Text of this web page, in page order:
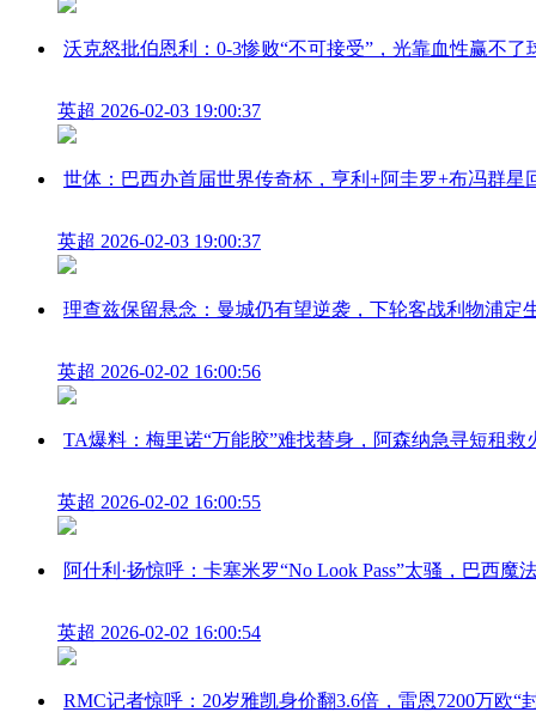
沃克怒批伯恩利：0-3惨败“不可接受”，光靠血性赢不了
英超 2026-02-03 19:00:37
世体：巴西办首届世界传奇杯，亨利+阿圭罗+布冯群星
英超 2026-02-03 19:00:37
理查兹保留悬念：曼城仍有望逆袭，下轮客战利物浦定
英超 2026-02-02 16:00:56
TA爆料：梅里诺“万能胶”难找替身，阿森纳急寻短租救
英超 2026-02-02 16:00:55
阿什利·扬惊呼：卡塞米罗“No Look Pass”太骚，巴西魔
英超 2026-02-02 16:00:54
RMC记者惊呼：20岁雅凯身价翻3.6倍，雷恩7200万欧“